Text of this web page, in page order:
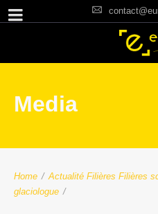
Media
Home / Actualité Filières Filières
glaciologue /